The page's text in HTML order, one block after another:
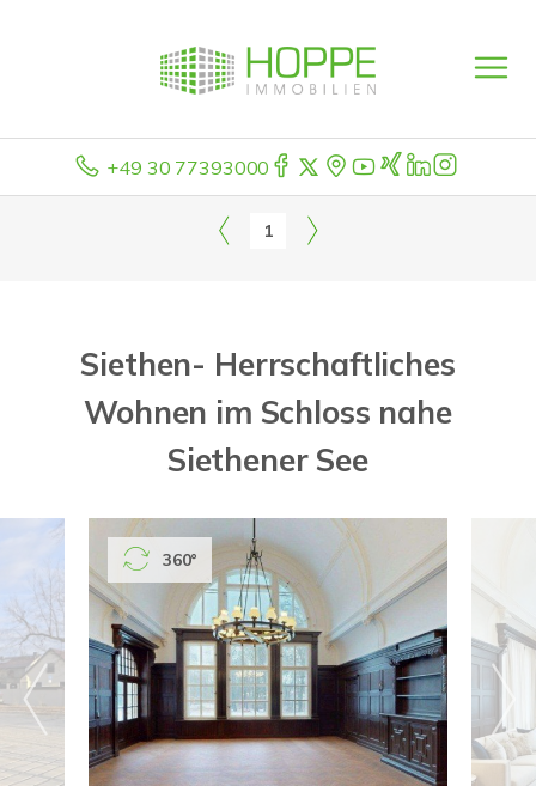
+49 30 77393000
1
Siethen- Herrschaftliches
Wohnen im Schloss nahe
Siethener See
360°